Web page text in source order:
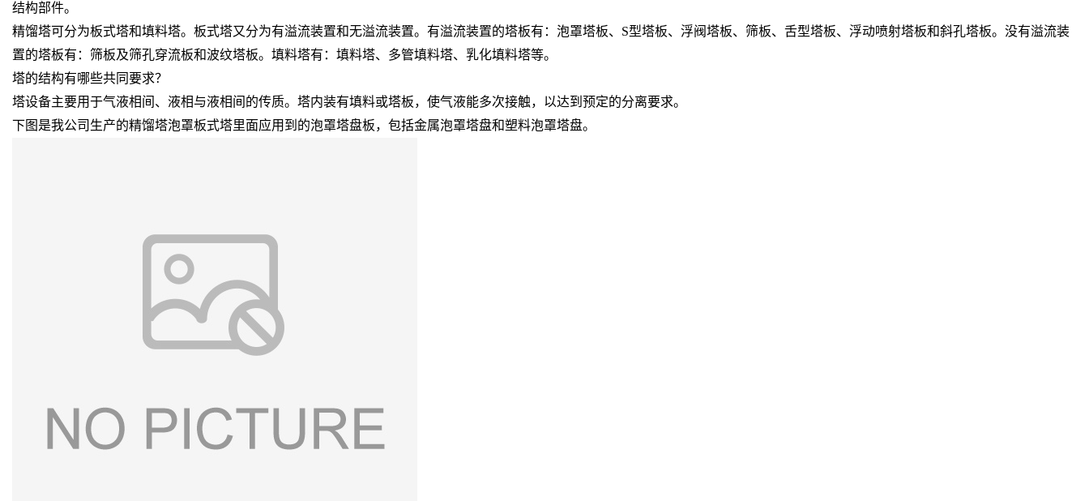
结构部件。
精馏塔可分为板式塔和填料塔。板式塔又分为有溢流装置和无溢流装置。有溢流装置的塔板有：泡罩塔板、S型塔板、浮阀塔板、筛板、舌型塔板、浮动喷射塔板和斜孔塔板。没有溢流装
置的塔板有：筛板及筛孔穿流板和波纹塔板。填料塔有：填料塔、多管填料塔、乳化填料塔等。
塔的结构有哪些共同要求？
塔设备主要用于气液相间、液相与液相间的传质。塔内装有填料或塔板，使气液能多次接触，以达到预定的分离要求。
下图是我公司生产的精馏塔泡罩板式塔里面应用到的泡罩塔盘板，包括金属泡罩塔盘和塑料泡罩塔盘。